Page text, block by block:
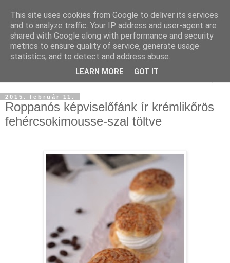
2015. február 11.
Roppanós képviselőfánk ír krémlikőrös
fehércsokimousse-szal töltve
This site uses cookies from Google to deliver its services
and to analyze traffic. Your IP address and user-agent are
shared with Google along with performance and security
metrics to ensure quality of service, generate usage
statistics, and to detect and address abuse.
LEARN MORE GOT IT